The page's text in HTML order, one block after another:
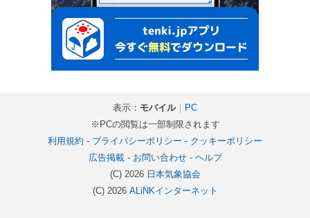
表示： モバイル｜ PC
※PCの閲覧は一部制限されます
利用規約 - プライバシーポリシー - クッキーポリシー
広告掲載- お問い合わせ- ヘルプ
(C) 2026 日本気象協会
(C) 2026 ALiNKインターネット